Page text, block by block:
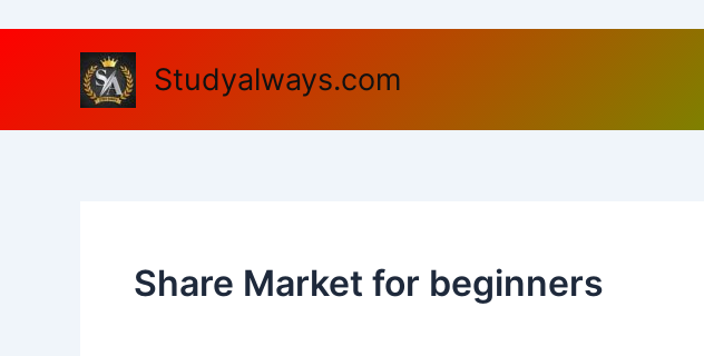
Studyalways.com
Share Market for beginners